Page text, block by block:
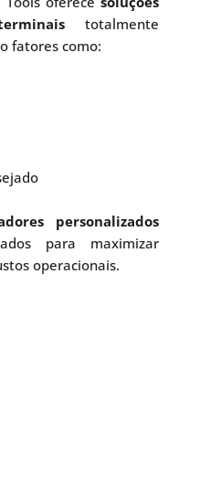
totalmente
fatores como:
personalizados
para maximizar
operacionais.